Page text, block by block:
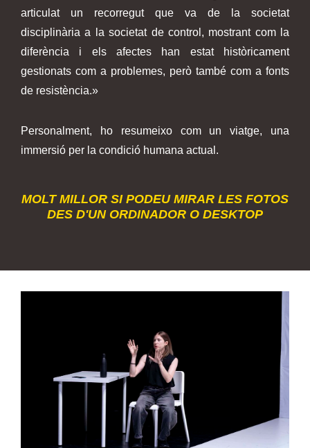
articulat un recorregut que va de la societat
disciplinària a la societat de control, mostrant com la
diferència i els afectes han estat històricament
gestionats com a problemes, però també com a fonts
de resistència.»
Personalment, ho resumeixo com un viatge, una
immersió per la condició humana actual.
MOLT MILLOR SI PODEU MIRAR LES FOTOS
DES D'UN ORDINADOR O DESKTOP